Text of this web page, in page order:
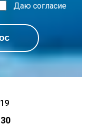
Даю согласие